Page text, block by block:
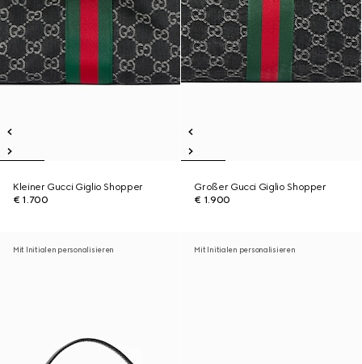
Kleiner Gucci Giglio Shopper
€ 1.700
Großer Gucci Giglio Shopper
€ 1.900
Mit Initialen personalisieren Mit Initialen personalisieren